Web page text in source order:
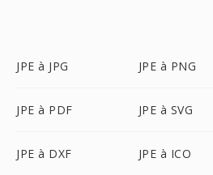
JPE à JPG JPE à PNG
JPE à PDF JPE à SVG
JPE à DXF JPE à ICO